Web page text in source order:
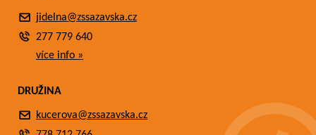
jidelna@zssazavska.cz
277 779 640
více info »
DRUŽINA
kucerova@zssazavska.cz